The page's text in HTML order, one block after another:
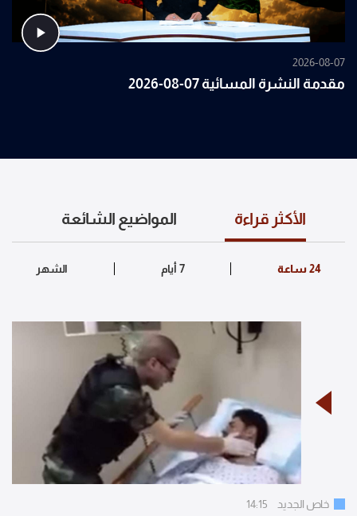
2026-08-07
مقدمة النشرة المسائية 07-08-2026
الأكثر قراءة المواضيع الشائعة
خاص الجديد 14:15